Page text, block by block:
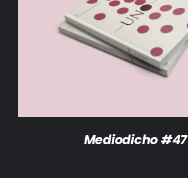
DETALLES
Mediodicho #47